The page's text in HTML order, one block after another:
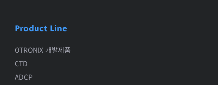
Product Line
OTRONIX 개발제품
CTD
ADCP